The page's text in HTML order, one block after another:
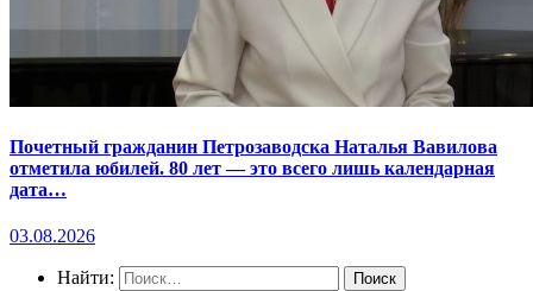
Почетный гражданин Петрозаводска Наталья Вавилова
отметила юбилей. 80 лет — это всего лишь календарная
дата…
03.08.2026
Найти: